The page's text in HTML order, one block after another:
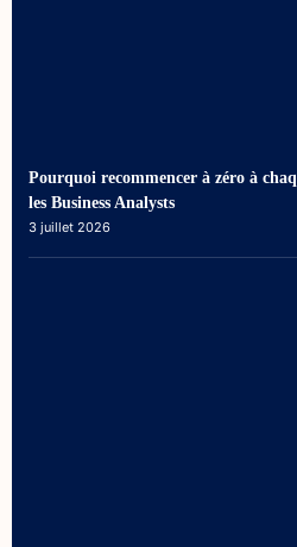
Pourquoi recommencer à zéro à
les Business Analysts
3 juillet 2026